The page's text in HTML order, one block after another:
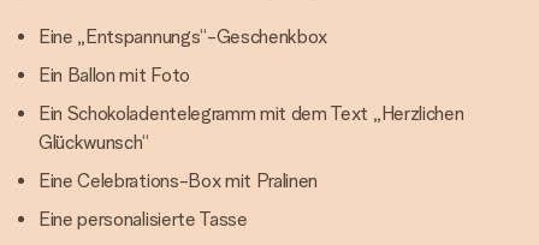
Eine „Entspannungs“-Geschenkbox
Ein Ballon mit Foto
Ein Schokoladentelegramm mit dem Text „Herzlichen
Glückwunsch“
Eine Celebrations-Box mit Pralinen
Eine personalisierte Tasse